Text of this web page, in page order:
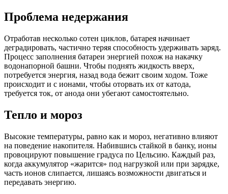
Проблема недержания
Отработав несколько сотен циклов, батарея начинает
деградировать, частично теряя способность удерживать заряд.
Процесс заполнения батареи энергией похож на накачку
водонапорной башни. Чтобы поднять жидкость вверх,
потребуется энергия, назад вода бежит своим ходом. Тоже
происходит и с ионами, чтобы оторвать их от катода,
требуется ток, от анода они убегают самостоятельно.
Тепло и мороз
Высокие температуры, равно как и мороз, негативно влияют
на поведение накопителя. Набившись стайкой в банку, ионы
провоцируют повышение градуса по Цельсию. Каждый раз,
когда аккумулятор «жарится» под нагрузкой или при зарядке,
часть ионов слипается, лишаясь возможности двигаться и
передавать энергию.